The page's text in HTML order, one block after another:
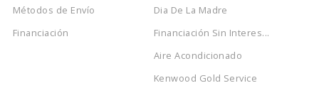
Métodos de Envío
Financiación
Dia De La Madre
Financiación Sin Interes...
Aire Acondicionado
Kenwood Gold Service